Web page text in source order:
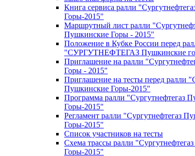
Книга сервиса ралли
Горы-2015"
Маршрутный лист ралли
Пушкинские Горы - 2015"
Положение в Кубке России перед
"СУРГУТНЕФТЕГАЗ Пушкинские
Приглашение на ралли
Горы - 2015"
Приглашение на тесты перед ралли
Пушкинские Горы-2015"
Программа ралли "Сургутнефтегаз
Горы-2015"
Регламент ралли "Сургутнефтегаз
Горы-2015"
Список участников на тесты
Схема трассы ралли
Горы-2015"